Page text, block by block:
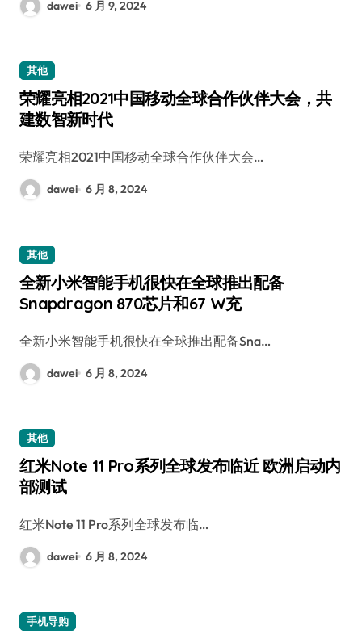
dawei 6 月 9, 2024
其他
荣耀亮相2021中国移动全球合作伙伴大会，共
建数智新时代
荣耀亮相2021中国移动全球合作伙伴大会…
dawei 6 月 8, 2024
其他
全新小米智能手机很快在全球推出配备
Snapdragon 870芯片和67 W充
全新小米智能手机很快在全球推出配备Sna…
dawei 6 月 8, 2024
其他
红米Note 11 Pro系列全球发布临近 欧洲启动内
部测试
红米Note 11 Pro系列全球发布临…
dawei 6 月 8, 2024
手机导购